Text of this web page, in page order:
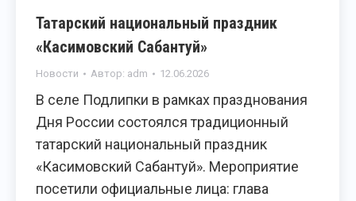
Татарский национальный праздник
«Касимовский Сабантуй»
Новости Автор: adm 12.06.2026
В селе Подлипки в рамках празднования
Дня России состоялся традиционный
татарский национальный праздник
«Касимовский Сабантуй». Мероприятие
посетили официальные лица: глава